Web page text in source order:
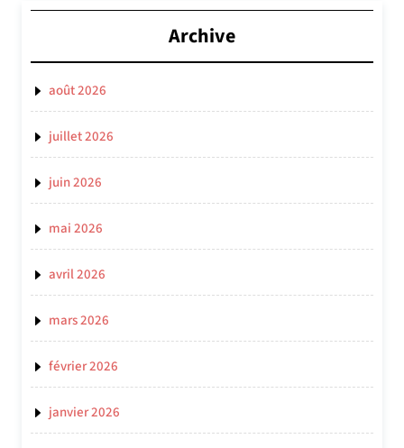
Archive
août 2026
juillet 2026
juin 2026
mai 2026
avril 2026
mars 2026
février 2026
janvier 2026